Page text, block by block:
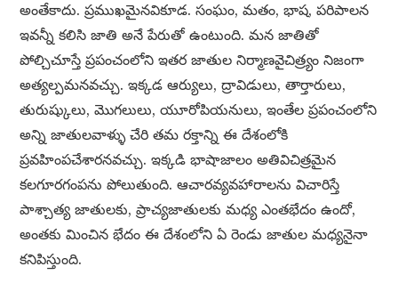
అంతేకాదు. ప్రముఖమైనవికూడ. సంఘం, మతం, భాష, పరిపాలన
ఇవన్నీ కలిసి జాతి అనే పేరుతో ఉంటుంది. మన జాతితో
పోల్చిచూస్తే ప్రపంచంలోని ఇతర జాతుల నిర్మాణవైచిత్ర్యం నిజంగా
అత్యల్పమనవచ్చు. ఇక్కడ ఆర్యులు, ద్రావిడులు, తార్తారులు,
తురుష్కులు, మొగలులు, యూరోపియనులు, ఇంతేల ప్రపంచంలోని
అన్ని జాతులవాళ్ళు చేరి తమ రక్తాన్ని ఈ దేశంలోకి
ప్రవహింపచేశారనవచ్చు. ఇక్కడి భాషాజాలం అతివిచిత్రమైన
కలగూరగంపను పోలుతుంది. ఆచారవ్యవహారాలను విచారిస్తే
పాశ్చాత్య జాతులకు, ప్రాచ్యజాతులకు మధ్య ఎంతభేదం ఉందో,
అంతకు మించిన భేదం ఈ దేశంలోని ఏ రెండు జాతుల మధ్యనైనా
కనిపిస్తుంది.